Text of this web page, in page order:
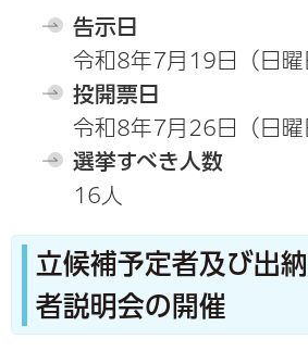
告示日
令和8年7月19日（日曜
投開票日
令和8年7月26日（日曜
選挙すべき人数
16人
立候補予定者及び出
者説明会の開催